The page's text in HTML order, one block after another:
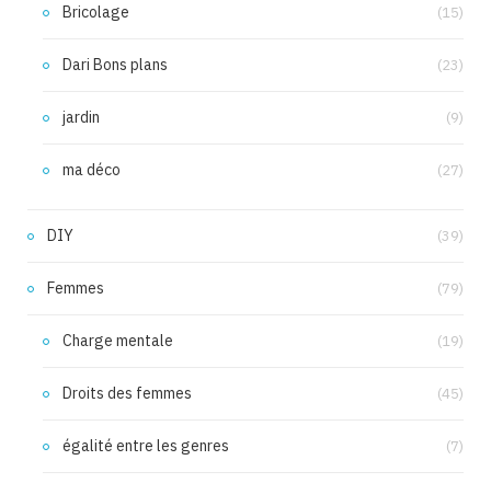
Bricolage (15)
Dari Bons plans (23)
jardin (9)
ma déco (27)
DIY (39)
Femmes (79)
Charge mentale (19)
Droits des femmes (45)
égalité entre les genres (7)